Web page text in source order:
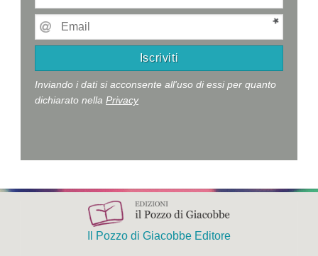
Inviando i dati si acconsente all'uso di essi per quanto
dichiarato nellaPrivacy
Il Pozzo di Giacobbe Editore